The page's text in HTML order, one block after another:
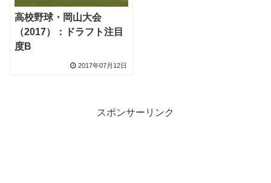
高校野球・岡山大会
（2017）：ドラフト注目
度B
2017年07月12日
スポンサーリンク